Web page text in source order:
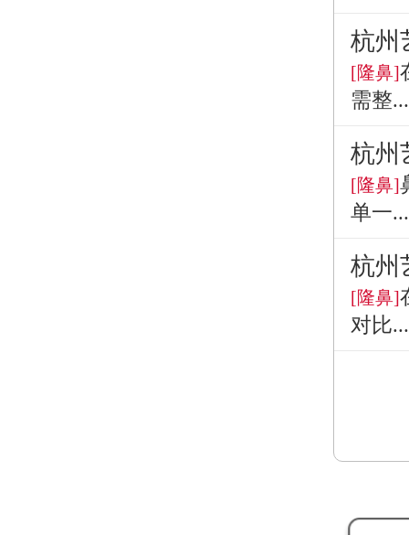
杭州
[隆鼻]
需整...
杭州
[隆鼻]
单一...
杭州
[隆鼻]
对比...